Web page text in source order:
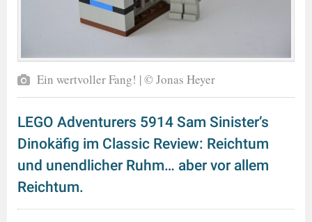
Ein wertvoller Fang! | © Jonas Heyer
LEGO Adventurers 5914 Sam Sinister’s
Dinokäfig im Classic Review: Reichtum
und unendlicher Ruhm… aber vor allem
Reichtum.